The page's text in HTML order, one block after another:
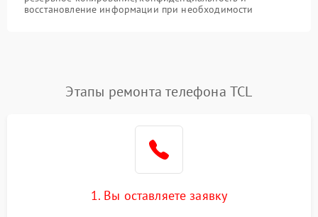
восстановление информации при необходимости
Этапы ремонта телефона TCL
1. Вы оставляете заявку